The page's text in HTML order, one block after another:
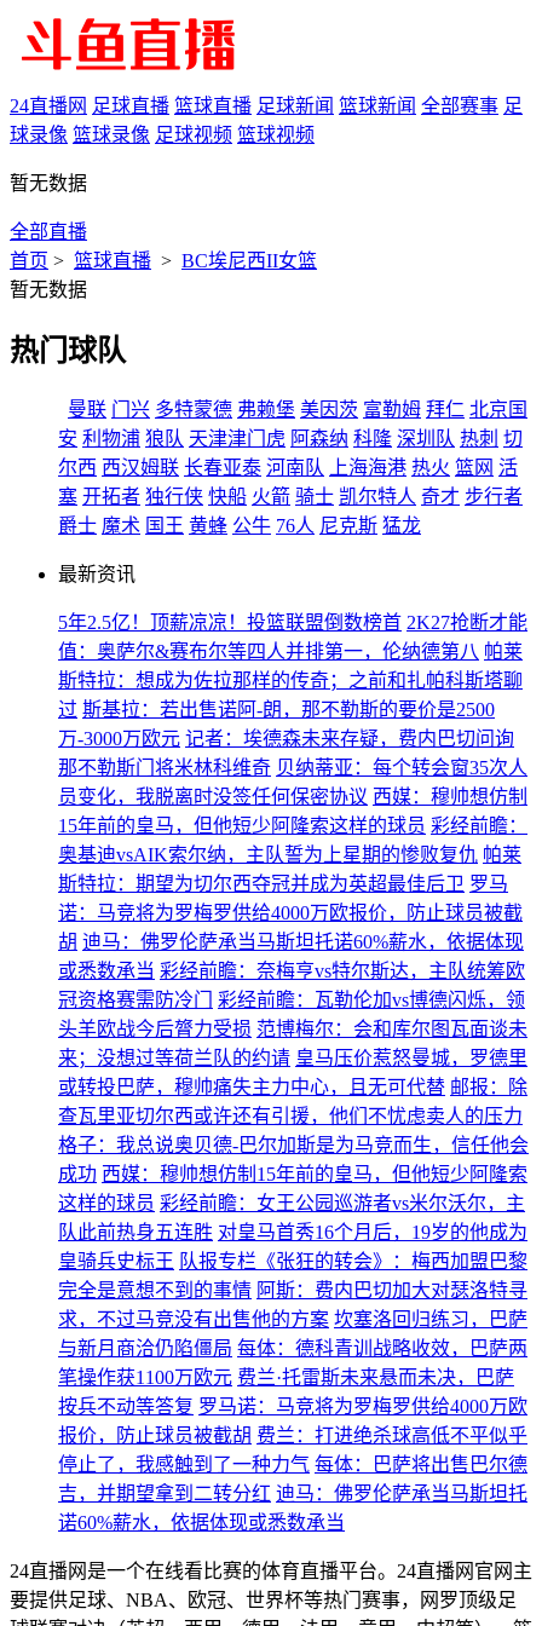
24直播网 足球直播 篮球直播 足球新闻 篮球新闻 全部赛事 足
球录像 篮球录像 足球视频 篮球视频
暂无数据
全部直播
首页 > 篮球直播 > BC埃尼西II女篮
暂无数据
热门球队
曼联 门兴 多特蒙德 弗赖堡 美因茨 富勒姆 拜仁 北京国
安 利物浦 狼队 天津津门虎 阿森纳 科隆 深圳队 热刺 切
尔西 西汉姆联 长春亚泰 河南队 上海海港 热火 篮网 活
塞 开拓者 独行侠 快船 火箭 骑士 凯尔特人 奇才 步行者
爵士 魔术 国王 黄蜂 公牛 76人 尼克斯 猛龙
最新资讯
5年2.5亿！顶薪凉凉！投篮联盟倒数榜首 2K27抢断才能
值：奥萨尔&赛布尔等四人并排第一，伦纳德第八 帕莱
斯特拉：想成为佐拉那样的传奇；之前和扎帕科斯塔聊
过 斯基拉：若出售诺阿-朗，那不勒斯的要价是2500
万-3000万欧元 记者：埃德森未来存疑，费内巴切问询
那不勒斯门将米林科维奇 贝纳蒂亚：每个转会窗35次人
员变化，我脱离时没签任何保密协议 西媒：穆帅想仿制
15年前的皇马，但他短少阿隆索这样的球员 彩经前瞻：
奥基迪vsAIK索尔纳，主队誓为上星期的惨败复仇 帕莱
斯特拉：期望为切尔西夺冠并成为英超最佳后卫 罗马
诺：马竞将为罗梅罗供给4000万欧报价，防止球员被截
胡 迪马：佛罗伦萨承当马斯坦托诺60%薪水，依据体现
或悉数承当 彩经前瞻：奈梅亨vs特尔斯达，主队统筹欧
冠资格赛需防冷门
彩经前瞻：瓦勒伦加vs博德闪烁，领
头羊欧战今后膂力受损 范博梅尔：会和库尔图瓦面谈未
来；没想过等荷兰队的约请 皇马压价惹怒曼城，罗德里
或转投巴萨，穆帅痛失主力中心，且无可代替 邮报：除
查瓦里亚切尔西或许还有引援，他们不忧虑卖人的压力
格子：我总说奥贝德-巴尔加斯是为马竞而生，信任他会
成功 西媒：穆帅想仿制15年前的皇马，但他短少阿隆索
这样的球员 彩经前瞻：女王公园巡游者vs米尔沃尔，主
队此前热身五连胜 对皇马首秀16个月后，19岁的他成为
皇骑兵史标王 队报专栏《张狂的转会》：梅西加盟巴黎
完全是意想不到的事情 阿斯：费内巴切加大对瑟洛特寻
求，不过马竞没有出售他的方案 坎塞洛回归练习，巴萨
与新月商洽仍陷僵局 每体：德科青训战略收效，巴萨两
笔操作获1100万欧元 费兰·托雷斯未来悬而未决，巴萨
按兵不动等答复 罗马诺：马竞将为罗梅罗供给4000万欧
报价，防止球员被截胡 费兰：打进绝杀球高低不平似乎
停止了，我感触到了一种力气 每体：巴萨将出售巴尔德
吉，并期望拿到二转分红 迪马：佛罗伦萨承当马斯坦托
诺60%薪水，依据体现或悉数承当
24直播网是一个在线看比赛的体育直播平台。24直播网官网主
要提供足球、NBA、欧冠、世界杯等热门赛事，网罗顶级足